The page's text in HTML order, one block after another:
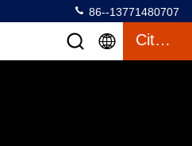
86--13771480707
Citaat